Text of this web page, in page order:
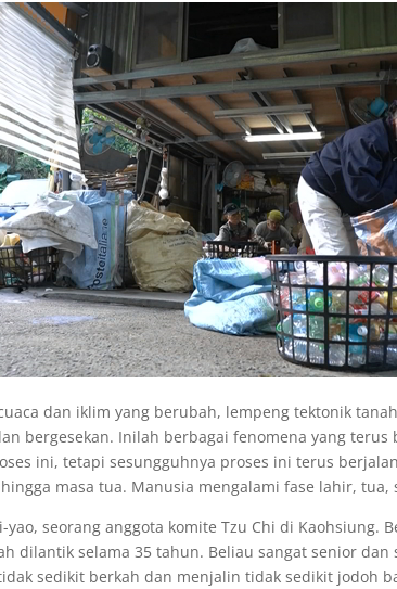
dan iklim yang berubah, lempeng tektonik
bergesekan. Inilah berbagai fenomena yang
ini, tetapi sesungguhnya proses ini terus
masa tua. Manusia mengalami fase lahir, tua,
yao, seorang anggota komite Tzu Chi di Kaohsiung.
dilantik selama 35 tahun. Beliau sangat senior
sedikit berkah dan menjalin tidak sedikit jodoh